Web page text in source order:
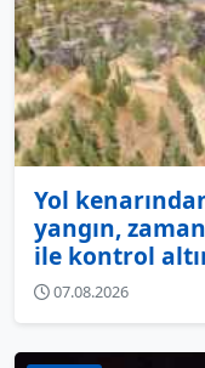
Yol
yangın,
ile kontrol
07.08.2026